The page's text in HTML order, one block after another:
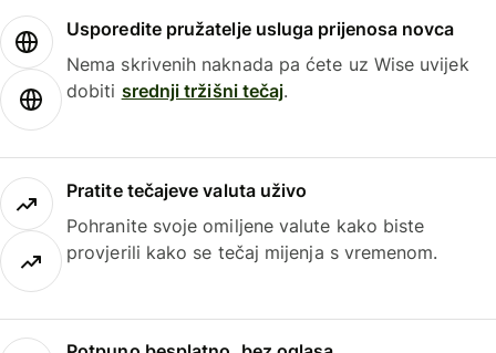
Usporedite pružatelje usluga prijenosa novca
Nema skrivenih naknada pa ćete uz Wise uvijek
dobiti srednji tržišni tečaj.
Pratite tečajeve valuta uživo
Pohranite svoje omiljene valute kako biste
provjerili kako se tečaj mijenja s vremenom.